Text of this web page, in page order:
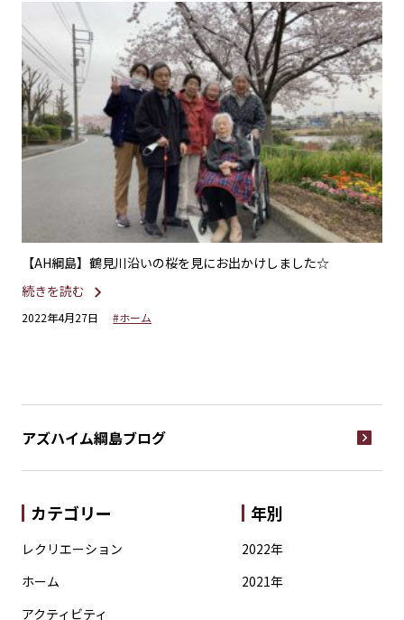
【AH綱島】鶴見川沿いの桜を見にお出かけしました☆
続きを読む
2022年4月27日 #ホーム
アズハイム綱島ブログ
カテゴリー
レクリエーション
ホーム
アクティビティ
年別
2022年
2021年